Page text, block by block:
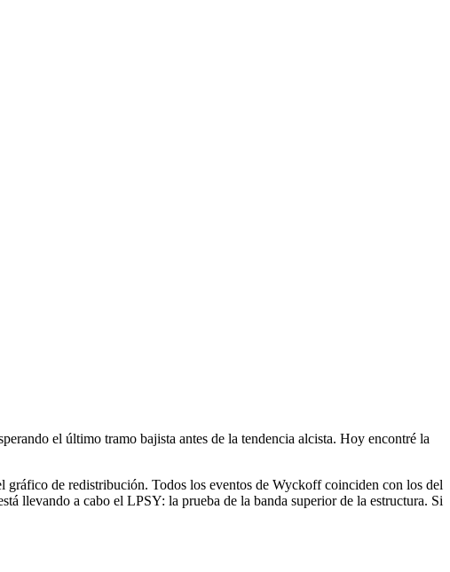
el último tramo bajista antes de la tendencia alcista. Hoy encontré la
de redistribución. Todos los eventos de Wyckoff coinciden con los del
llevando a cabo el LPSY: la prueba de la banda superior de la estructura. Si